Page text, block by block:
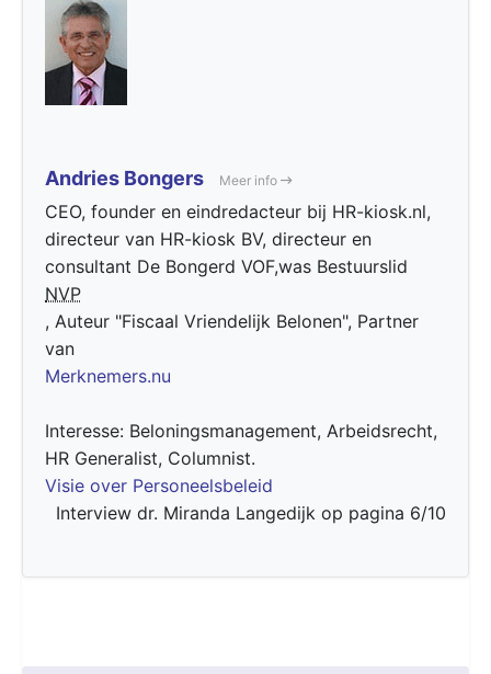
Andries Bongers Meer info
CEO, founder en eindredacteur bij HR-kiosk.nl,
directeur van HR-kiosk BV, directeur en
consultant De Bongerd VOF,was Bestuurslid
NVP
, Auteur "Fiscaal Vriendelijk Belonen", Partner
van
Merknemers.nu
Interesse: Beloningsmanagement, Arbeidsrecht,
HR Generalist, Columnist.
Visie over Personeelsbeleid
Interview dr. Miranda Langedijk op pagina 6/10